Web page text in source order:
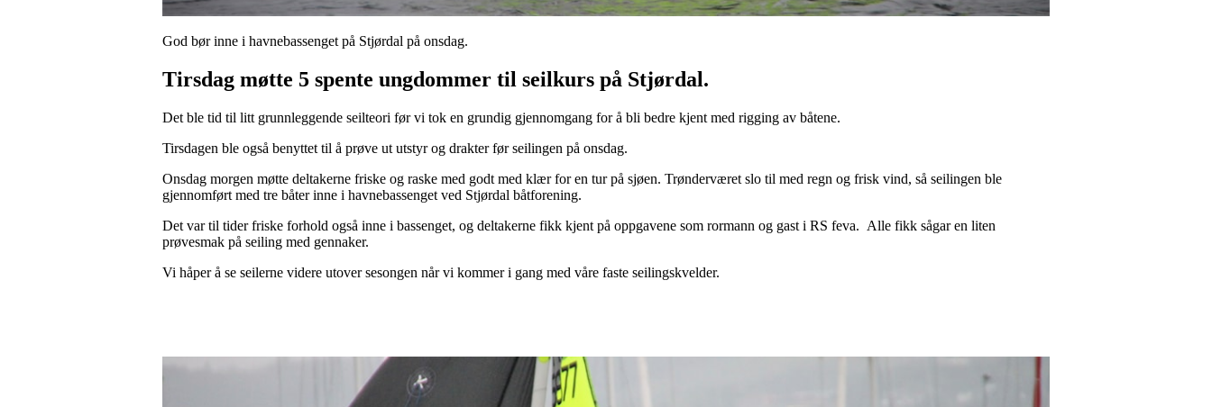
God bør inne i havnebassenget på Stjørdal på onsdag.
Tirsdag møtte 5 spente ungdommer til seilkurs på Stjørdal.
Det ble tid til litt grunnleggende seilteori før vi tok en grundig gjennomgang for å bli bedre kjent med rigging av båtene.
Tirsdagen ble også benyttet til å prøve ut utstyr og drakter før seilingen på onsdag.
Onsdag morgen møtte deltakerne friske og raske med godt med klær for en tur på sjøen. Trønderværet slo til med regn og frisk vind, så seilingen ble
gjennomført med tre båter inne i havnebassenget ved Stjørdal båtforening.
Det var til tider friske forhold også inne i bassenget, og deltakerne fikk kjent på oppgavene som rormann og gast i RS feva. Alle fikk sågar en liten
prøvesmak på seiling med gennaker.
Vi håper å se seilerne videre utover sesongen når vi kommer i gang med våre faste seilingskvelder.